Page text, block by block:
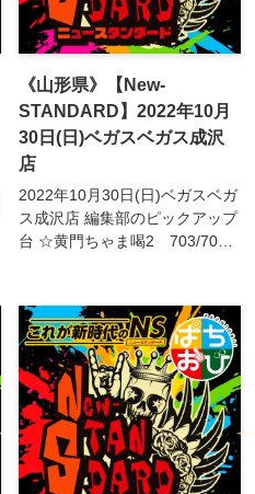
《山形県》【New-
STANDARD】2022年10月
30日(日)ベガスベガス成沢
店
2022年10月30日(日)ベガスベガ
ス成沢店 編集部のピックアップ
台 ☆黄門ちゃま喝2 703/704
744/745/747番台☆甲鉄城のカ
バネ...